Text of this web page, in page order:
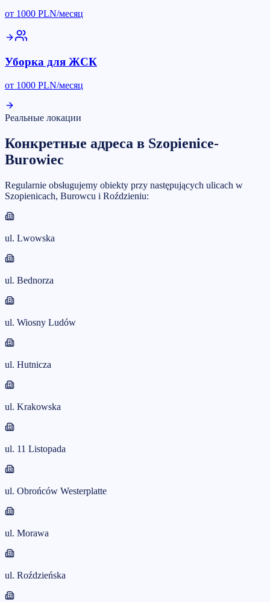
от 1000 PLN/месяц
Уборка для ЖСК
от 1000 PLN/месяц
Реальные локации
Конкретные адреса в Szopienice-
Burowiec
Regularnie obsługujemy obiekty przy następujących ulicach w
Szopienicach, Burowcu i Roździeniu:
ul. Lwowska
ul. Bednorza
ul. Wiosny Ludów
ul. Hutnicza
ul. Krakowska
ul. 11 Listopada
ul. Obrońców Westerplatte
ul. Morawa
ul. Roździeńska